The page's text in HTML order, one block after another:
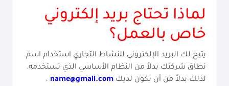
لماذا تحتاج بريد إلكتروني
خاص بالعمل؟
يتيح لك البريد الإلكتروني للنشاط التجاري استخدام اسم
نطاق شركتك بدلاً من النظام الأساسي الذي تستخدمه.
لذلك بدلاً من أن يكون لديكname@gmail.com،